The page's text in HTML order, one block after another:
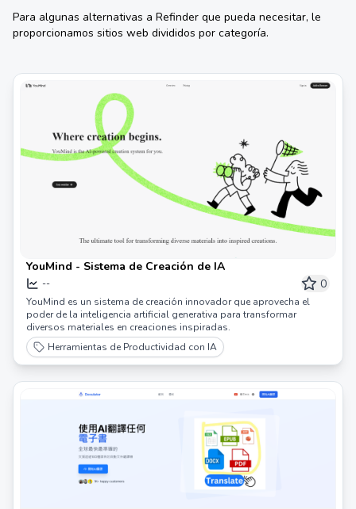
Para algunas alternativas a Refinder que pueda necesitar, le
proporcionamos sitios web divididos por categoría.
YouMind - Sistema de Creación de IA
-- 0
YouMind es un sistema de creación innovador que aprovecha el
poder de la inteligencia artificial generativa para transformar
diversos materiales en creaciones inspiradas.
Herramientas de Productividad con IA